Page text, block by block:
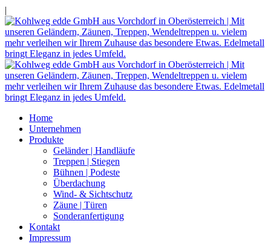
|
Home
Unternehmen
Produkte
Geländer | Handläufe
Treppen | Stiegen
Bühnen | Podeste
Überdachung
Wind- & Sichtschutz
Zäune | Türen
Sonderanfertigung
Kontakt
Impressum